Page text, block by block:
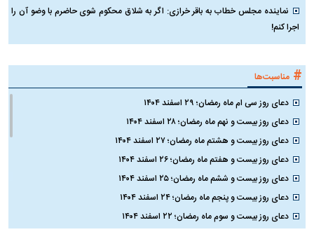
نماینده مجلس خطاب به باقر خرازی: اگر به شلاق محکوم شوی حاضرم با وضو آن را
اجرا کنم!
# مناسبت‌ها
دعای روز سی ام ماه رمضان؛ ۲۹ اسفند ۱۴۰۴
دعای روز بیست و نهم ماه رمضان؛ ۲۸ اسفند ۱۴۰۴
دعای روز بیست و هشتم ماه رمضان؛ ۲۷ اسفند ۱۴۰۴
دعای روز بیست و هفتم ماه رمضان؛ ۲۶ اسفند ۱۴۰۴
دعای روز بیست و ششم ماه رمضان؛ ۲۵ اسفند ۱۴۰۴
دعای روز بیست و پنجم ماه رمضان؛ ۲۴ اسفند ۱۴۰۴
دعای روز بیست و سوم ماه رمضان؛ ۲۲ اسفند ۱۴۰۴